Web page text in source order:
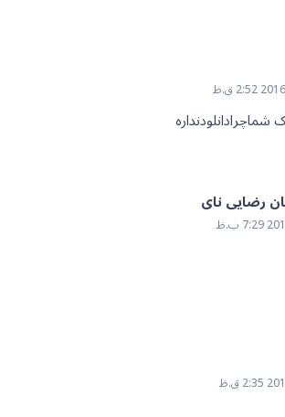
رضایی نای